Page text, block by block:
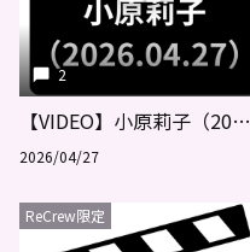
2
【VIDEO】小原莉子（2026.04.27）
2026/04/27
ReCrew限定